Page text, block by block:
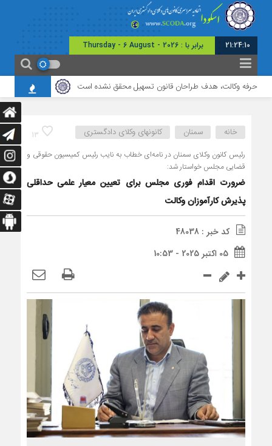
21:24:11 برابر با : Thursday - 6 August - 2026
وکالت، هدف طراحان قانون تسهیل محقق نشده است برگزاری نشست
13 خانه سمنان کانونهای وکلای دادگستری
رئیس کانون وکلای سمنان در نامه‌ای خطاب به نایب رئیس کمیسیون حقوقی و
قضایی مجلس خواستار شد:
ضرورت اقدام فوری مجلس برای تعیین معیار علمی حداقلی
پذیرش کارآموزان وکالت
کد خبر : 48038
05 اکتبر 2025 - 10:53